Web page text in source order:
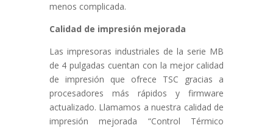
menos complicada.
Calidad de impresión mejorada
Las impresoras industriales de la serie MB
de 4 pulgadas cuentan con la mejor calidad
de impresión que ofrece TSC gracias a
procesadores más rápidos y firmware
actualizado. Llamamos a nuestra calidad de
impresión mejorada “Control Térmico